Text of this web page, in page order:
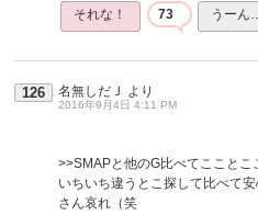
それな！ 73 うーん
126 名無しだＪ より
2016年9月4日 4:11 PM
>>SMAPと他のG比べてこことこ
いちいち違うとこ探して比べて
さん哀れ（笑